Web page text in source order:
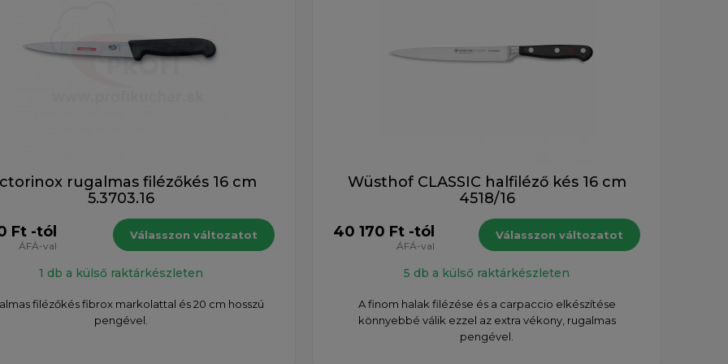
rugalmas filézőkés 16 cm
5.3703.16
Ft -tól
ÁFÁ-val
Válasszon változatot
1 db a külső raktárkészleten
filézőkés fibrox markolattal és 20 cm hosszú
pengével.
Wüsthof CLASSIC halfiléző kés 16 cm
4518/16
40 170 Ft -tól
ÁFÁ-val
Válasszon változatot
5 db a külső raktárkészleten
A finom halak filézése és a carpaccio elkészítése
könnyebbé válik ezzel az extra vékony, rugalmas
pengével.